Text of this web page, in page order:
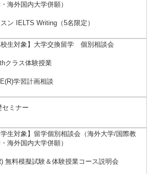
海外国内大学併願）
ン IELTS Writing（5名限定）
校生対象】大学交換留学 個別相談会
クラス体験授業
学習計画相談
セミナー
学生対象】留学個別相談会（海外大学/国際教
海外国内大学併願）
無料模擬試験＆体験授業コース説明会